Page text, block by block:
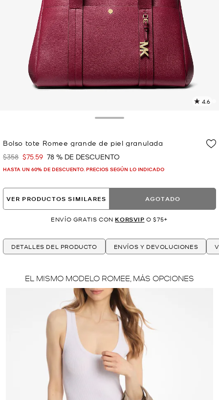
4.6
Bolso tote Romee grande de piel granulada
Era
$358 Ahora
$75.59 78 % DE DESCUENTO
HASTA UN 60% DE DESCUENTO. PRECIOS SEGÚN LO INDICADO
VER PRODUCTOS SIMILARES AGOTADO
ENVÍO GRATIS CON KORSVIP O $75+
DETALLES DEL PRODUCTO ENVÍOS Y DEVOLUCIONES
EL MISMO MODELO ROMEE, MÁS OPCIONES